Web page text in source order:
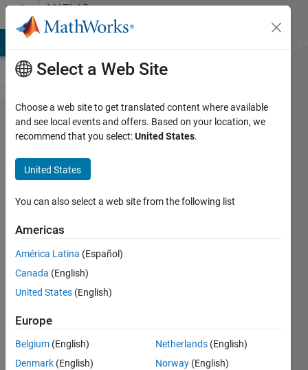
Skip to contentMATLAB
Answers
MATLAB
for
macos
のライ
ブ スク
リプト
で日本語
入力で
きない
が．．．
Takeshi
Select a Web Site
Choose a web site to get translated content where available
and see local events and offers. Based on your location, we
recommend that you select:United States.
United States
You can also select a web site from the following list
Americas
América Latina (Español)
Canada (English)
United States (English)
Europe
Belgium (English)
Denmark (English)
Netherlands (English)
Norway (English)